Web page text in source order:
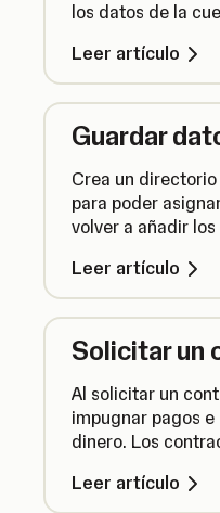
los datos de la
dinero se envía al
que necesitas
Leer artículo
Guardar
Crea un
para poder
volver a añadir
Leer artículo
Solicitar un
Al solicitar un
impugnar pagos
dinero. Los
Esto es lo que
Leer artículo